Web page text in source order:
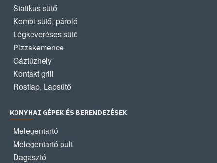
Statikus sütő
Kombi sütő, pároló
Légkeveréses sütő
Pizzakemence
Gáztűzhely
Kontakt grill
Rostlap, Lapsütő
KONYHAI GÉPEK ÉS BERENDEZÉSEK
Melegentartó
Melegentartó pult
Dagasztó